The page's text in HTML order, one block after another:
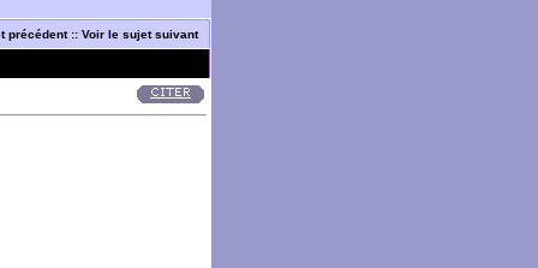
précédent:: Voir le sujet suivant